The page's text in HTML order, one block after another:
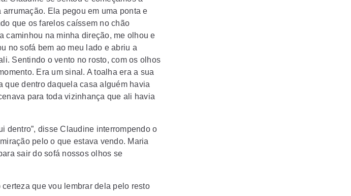
Ela pegou em uma ponta e
que os farelos caíssem no chão
caminhou na minha direção, me olhou e
no sofá bem ao meu lado e abriu a
Sentindo o vento no rosto, com os olhos
Era um sinal. A toalha era a sua
que dentro daquela casa alguém havia
para toda vizinhança que ali havia
dentro”, disse Claudine interrompendo o
pelo o que estava vendo. Maria
sair do sofá nossos olhos se
que vou lembrar dela pelo resto